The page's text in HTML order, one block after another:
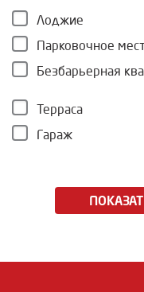
Лоджие
Парковочное
Безбарьерная
Терраса
Гараж